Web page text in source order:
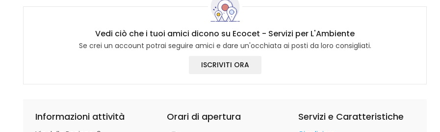
Vedi ciò che i tuoi amici dicono su Ecocet - Servizi per L'Ambiente
Se crei un account potrai seguire amici e dare un'occhiata ai posti da loro consigliati.
ISCRIVITI ORA
Informazioni attività Orari di apertura Servizi e Caratteristiche